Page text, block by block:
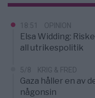
18:51 OPINION
Elsa Widding:
all utrikespolitik
5/8 KRIG & FRED
Gaza håller en av
någonsin